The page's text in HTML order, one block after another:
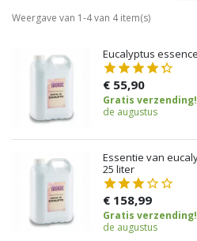
Weergave van 1-4 van 4 item(s)
Eucalyptus
€ 55,90
Gratis verzending!
de augustus
Essentie van
25 liter
€ 158,99
Gratis verzending!
de augustus